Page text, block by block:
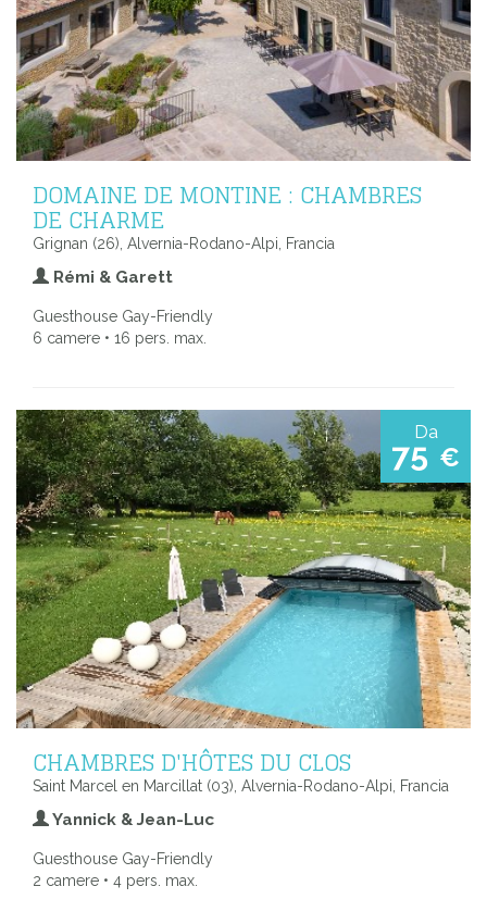
DOMAINE DE MONTINE : CHAMBRES
DE CHARME
Grignan (26), Alvernia-Rodano-Alpi, Francia
Rémi & Garett
Guesthouse Gay-Friendly
6 camere • 16 pers. max.
Da
75 €
CHAMBRES D'HÔTES DU CLOS
Saint Marcel en Marcillat (03), Alvernia-Rodano-Alpi, Francia
Yannick & Jean-Luc
Guesthouse Gay-Friendly
2 camere • 4 pers. max.